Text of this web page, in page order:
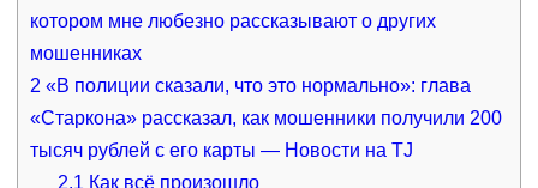
котором мне любезно рассказывают о других
мошенниках
2 «В полиции сказали, что это нормально»: глава
«Старкона» рассказал, как мошенники получили 200
тысяч рублей с его карты — Новости на TJ
2.1 Как всё произошло